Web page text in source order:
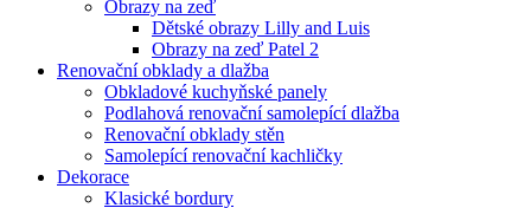
Obrazy na zeď
Dětské obrazy Lilly and Luis
Obrazy na zeď Patel 2
Renovační obklady a dlažba
Obkladové kuchyňské panely
Podlahová renovační samolepící dlažba
Renovační obklady stěn
Samolepící renovační kachličky
Dekorace
Klasické bordury